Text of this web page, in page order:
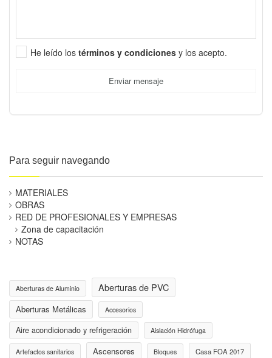
He leído los términos y condiciones y los acepto.
Enviar mensaje
Para seguir navegando
MATERIALES
OBRAS
RED DE PROFESIONALES Y EMPRESAS
Zona de capacitación
NOTAS
Aberturas de Aluminio Aberturas de PVC
Aberturas Metálicas Accesorios
Aire acondicionado y refrigeración Aislación Hidrófuga
Artefactos sanitarios Ascensores Bloques Casa FOA 2017